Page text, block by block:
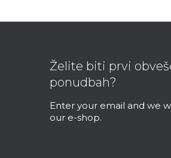
Želite biti prvi
ponudbah?
Enter your email and we
our e-shop.